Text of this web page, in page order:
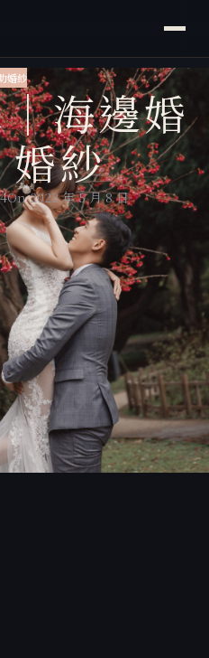
婚紗
海邊婚
婚紗
On 2022 年 5 月 8 日
貳月婚紗阿甘
月婚紗米妃
崗、花卉試驗中心、沙崙海邊
勇儒＆欣蓓